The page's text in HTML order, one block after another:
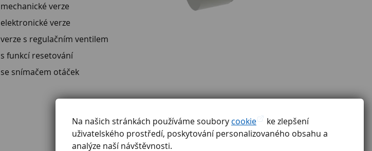
Na našich stránkách používáme soubory cookie
ke zlepšení
uživatelského prostředí, poskytování personalizovaného obsahu a
analýze naší návštěvnosti.
mechanické verze
elektronické verze
verze s regulačním ventilem
s funkcí resetování
se snímačem otáček